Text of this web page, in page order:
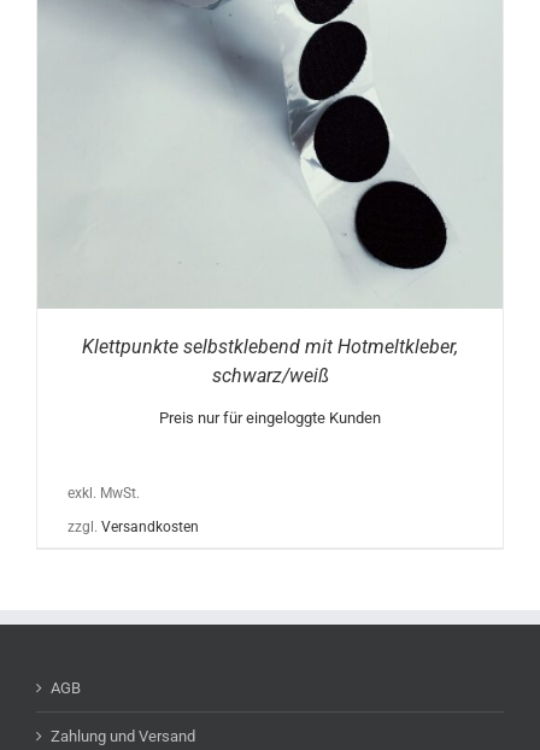
Klettpunkte selbstklebend mit Hotmeltkleber,
schwarz/weiß
Preis nur für eingeloggte Kunden
exkl. MwSt.
zzgl. Versandkosten
AGB
Zahlung und Versand